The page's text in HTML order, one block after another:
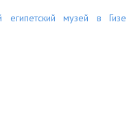
египетский музей в Гизе